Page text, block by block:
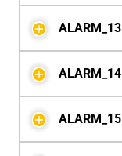
ALARM_13
ALARM_14
ALARM_15